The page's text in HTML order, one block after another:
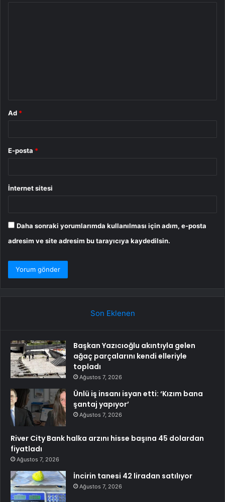
Ad *
E-posta *
İnternet sitesi
Daha sonraki yorumlarımda kullanılması için adım, e-posta
adresim ve site adresim bu tarayıcıya kaydedilsin.
Son Eklenen
Başkan Yazıcıoğlu akıntıyla gelen
ağaç parçalarını kendi elleriyle
topladı
Ağustos 7, 2026
Ünlü iş insanı isyan etti: ‘Kızım bana
şantaj yapıyor’
Ağustos 7, 2026
River City Bank halka arzını hisse başına 45 dolardan
fiyatladı
Ağustos 7, 2026
İncirin tanesi 42 liradan satılıyor
Ağustos 7, 2026